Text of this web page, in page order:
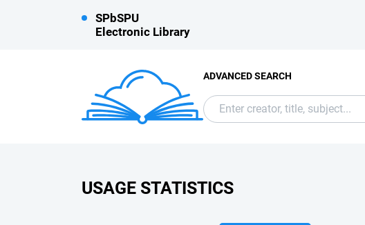
SPbSPU
Electronic Library
ADVANCED SEARCH
USAGE STATISTICS